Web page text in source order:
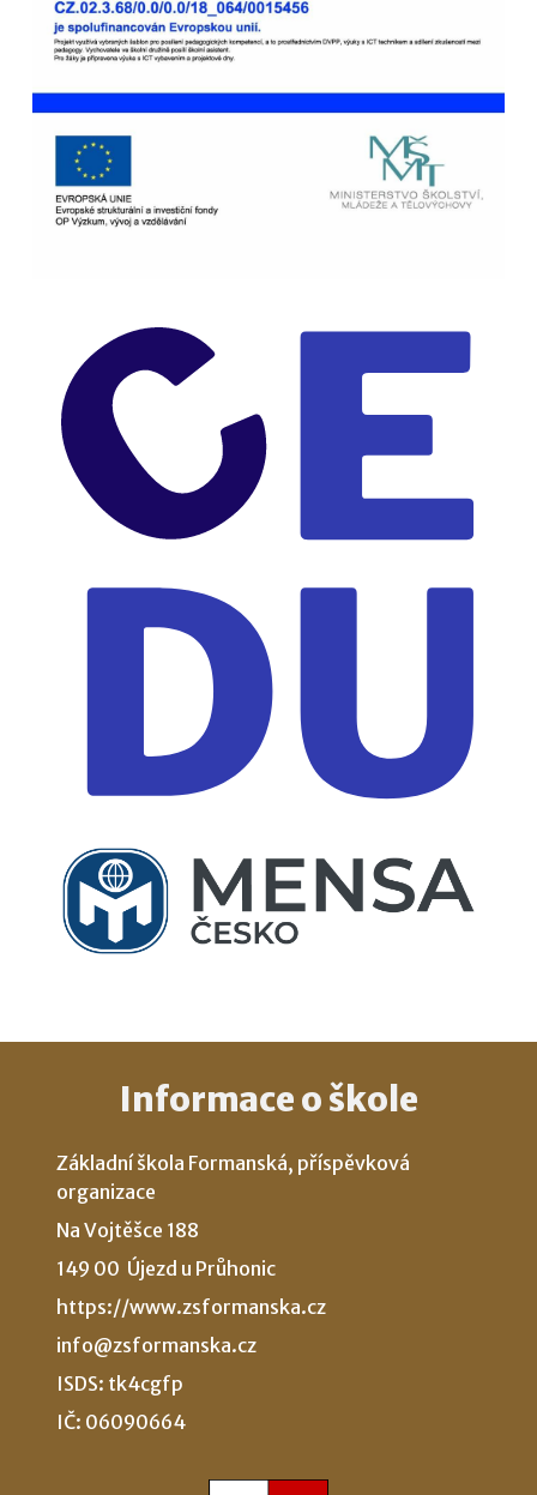
Informace o škole
Základní škola Formanská, příspěvková
organizace
Na Vojtěšce 188
149 00 Újezd u Průhonic
https://www.zsformanska.cz
info@zsformanska.cz
ISDS: tk4cgfp
IČ: 06090664